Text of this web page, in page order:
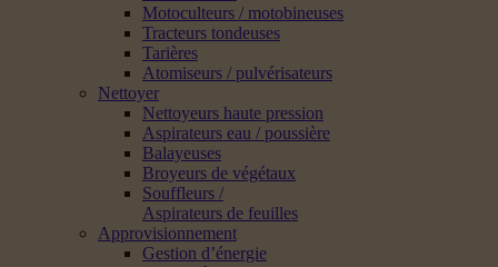
Motoculteurs / motobineuses
Tracteurs tondeuses
Tarières
Atomiseurs / pulvérisateurs
Nettoyer
Nettoyeurs haute pression
Aspirateurs eau / poussière
Balayeuses
Broyeurs de végétaux
Souffleurs /
Aspirateurs de feuilles
Approvisionnement
Gestion d’énergie